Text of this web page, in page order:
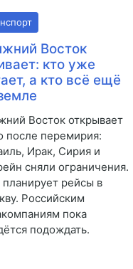
Восток
кто уже
а кто всё ещё
Восток открывает
после перемирия:
Ирак, Сирия и
сняли ограничения.
планирует рейсы в
Российским
пока
подождать.